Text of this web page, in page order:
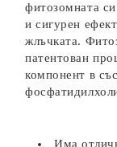
фитозомната
и сигурен
жлъчката.
патентован
компонент в
Има